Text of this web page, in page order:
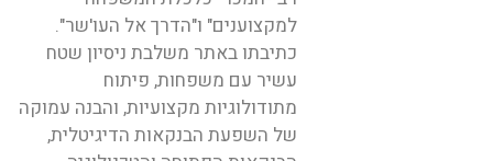
למקצוענים" ו"הדרך אל העו'שר".
כתיבתו באתר משלבת ניסיון שטח
עשיר עם משפחות, פיתוח
מתודולוגיות מקצועיות, והבנה עמוקה
של השפעת הבנקאות הדיגיטלית,